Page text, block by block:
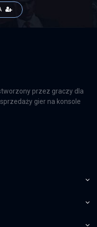
przez graczy dla
gier na konsole